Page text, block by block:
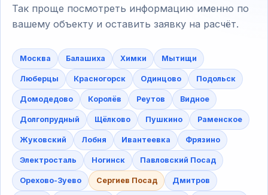
Так проще посмотреть информацию именно по
вашему объекту и оставить заявку на расчёт.
Москва Балашиха Химки Мытищи
Люберцы Красногорск Одинцово Подольск
Домодедово Королёв Реутов Видное
Долгопрудный Щёлково Пушкино Раменское
Жуковский Лобня Ивантеевка Фрязино
Электросталь Ногинск Павловский Посад
Орехово-Зуево Сергиев Посад Дмитров